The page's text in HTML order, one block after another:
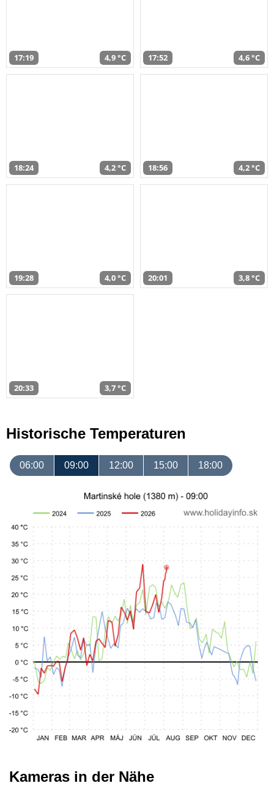
17:19 4,9 °C 17:52 4,6 °C
18:24 4,2 °C 18:56 4,2 °C
19:28 4,0 °C 20:01 3,8 °C
20:33 3,7 °C
Historische Temperaturen
06:00 09:00 12:00 15:00 18:00
Kameras in der Nähe